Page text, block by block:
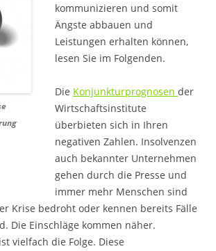
kommunizieren und somit
Ängste abbauen und
Leistungen erhalten können,
lesen Sie im Folgenden.
Die Konjunkturprognosen der
Wirtschaftsinstitute
überbieten sich in Ihren
negativen Zahlen. Insolvenzen
auch bekannter Unternehmen
gehen durch die Presse und
immer mehr Menschen sind
Krise bedroht oder kennen bereits Fälle
Die Einschläge kommen näher.
vielfach die Folge. Diese